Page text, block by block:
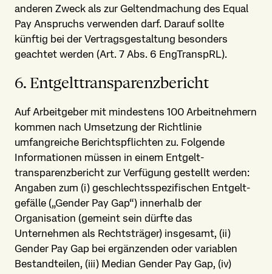
anderen Zweck als zur Geltendmachung des Equal
Pay Anspruchs verwenden darf. Darauf sollte
künftig bei der Vertrags­gestaltung besonders
geachtet werden (Art. 7 Abs. 6 EngTranspRL).
6. Entgelt­transparenz­bericht
Auf Arbeitgeber mit mindestens 100 Arbeitnehmern
kommen nach Umsetzung der Richtlinie
umfangreiche Berichtspflichten zu. Folgende
Informationen müssen in einem Entgelt­
transparenz­bericht zur Verfügung gestellt werden:
Angaben zum (i) geschlechts­spezifischen Entgelt­
gefälle („Gender Pay Gap“) innerhalb der
Organisation (gemeint sein dürfte das
Unternehmen als Rechtsträger) insgesamt, (ii)
Gender Pay Gap bei ergänzenden oder variablen
Bestandteilen, (iii) Median Gender Pay Gap, (iv)